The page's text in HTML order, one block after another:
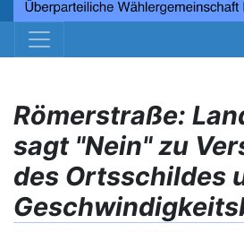
Römerstraße:
sagt "Nein" zu
des Ortsschildes